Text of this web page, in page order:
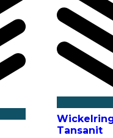
Tansanit